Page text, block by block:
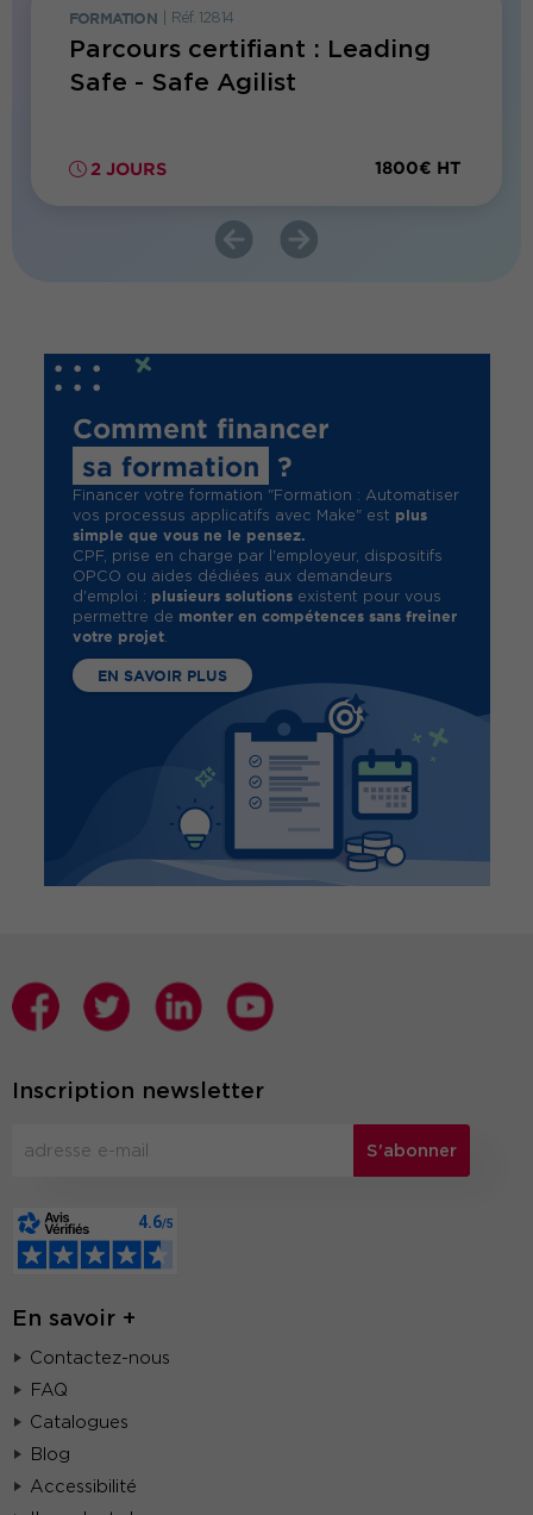
FORMATION Réf. 12814
Parcours certifiant : Leading
Safe - Safe Agilist
2 JOURS 1800€ HT
Comment financer
sa formation
?
Financer votre formation "Formation : Automatiser
vos processus applicatifs avec Make" est plus
simple que vous ne le pensez.
CPF, prise en charge par l'employeur, dispositifs
OPCO ou aides dédiées aux demandeurs
d'emploi : plusieurs solutionsexistent pour vous
permettre de monter en compétences sans freiner
votre projet.
EN SAVOIR PLUS
Inscription newsletter
S'abonner
En savoir +
Contactez-nous
FAQ
Catalogues
Blog
Accessibilité